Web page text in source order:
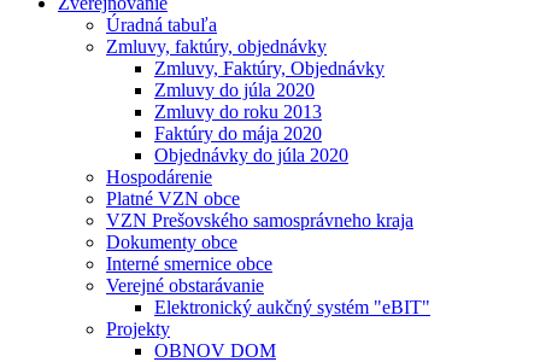
Úradná tabuľa
Zmluvy, faktúry, objednávky
Zmluvy, Faktúry, Objednávky
Zmluvy do júla 2020
Zmluvy do roku 2013
Faktúry do mája 2020
Objednávky do júla 2020
Hospodárenie
Platné VZN obce
VZN Prešovského samosprávneho kraja
Dokumenty obce
Interné smernice obce
Verejné obstarávanie
Elektronický aukčný systém "eBIT"
Projekty
OBNOV DOM